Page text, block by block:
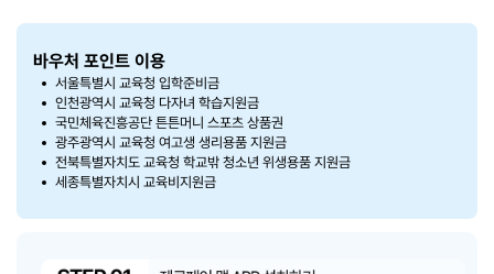
바우처 포인트 이용
서울특별시 교육청 입학준비금
인천광역시 교육청 다자녀 학습지원금
국민체육진흥공단 튼튼머니 스포츠 상품권
광주광역시 교육청 여고생 생리용품 지원금
전북특별자치도 교육청 학교밖 청소년 위생용품 지원금
세종특별자치시 교육비지원금